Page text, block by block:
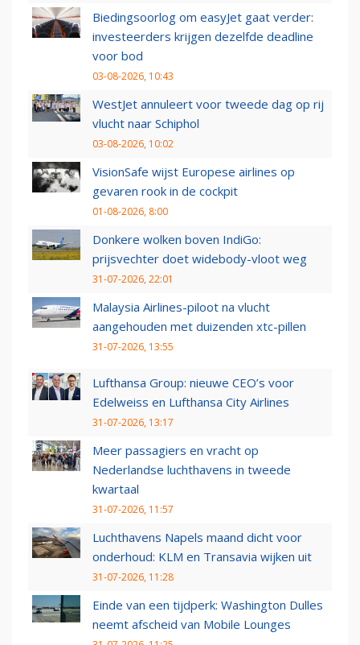
Biedingsoorlog om easyJet gaat verder:
investeerders krijgen dezelfde deadline
voor bod
03-08-2026, 10:43
WestJet annuleert voor tweede dag op rij
vlucht naar Schiphol
03-08-2026, 10:02
VisionSafe wijst Europese airlines op
gevaren rook in de cockpit
01-08-2026, 8:00
Donkere wolken boven IndiGo:
prijsvechter doet widebody-vloot weg
31-07-2026, 22:01
Malaysia Airlines-piloot na vlucht
aangehouden met duizenden xtc-pillen
31-07-2026, 13:55
Lufthansa Group: nieuwe CEO’s voor
Edelweiss en Lufthansa City Airlines
31-07-2026, 13:17
Meer passagiers en vracht op
Nederlandse luchthavens in tweede
kwartaal
31-07-2026, 11:57
Luchthavens Napels maand dicht voor
onderhoud: KLM en Transavia wijken uit
31-07-2026, 11:28
Einde van een tijdperk: Washington Dulles
neemt afscheid van Mobile Lounges